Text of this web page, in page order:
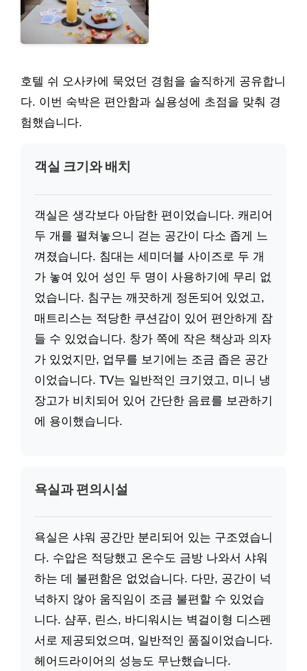
호텔 쉬 오사카에 묵었던 경험을 솔직하게 공유합니
다. 이번 숙박은 편안함과 실용성에 초점을 맞춰 경
험했습니다.
객실 크기와 배치
객실은 생각보다 아담한 편이었습니다. 캐리어
두 개를 펼쳐놓으니 걷는 공간이 다소 좁게 느
껴졌습니다. 침대는 세미더블 사이즈로 두 개
가 놓여 있어 성인 두 명이 사용하기에 무리 없
었습니다. 침구는 깨끗하게 정돈되어 있었고,
매트리스는 적당한 쿠션감이 있어 편안하게 잠
들 수 있었습니다. 창가 쪽에 작은 책상과 의자
가 있었지만, 업무를 보기에는 조금 좁은 공간
이었습니다. TV는 일반적인 크기였고, 미니 냉
장고가 비치되어 있어 간단한 음료를 보관하기
에 용이했습니다.
욕실과 편의시설
욕실은 샤워 공간만 분리되어 있는 구조였습니
다. 수압은 적당했고 온수도 금방 나와서 샤워
하는 데 불편함은 없었습니다. 다만, 공간이 넉
넉하지 않아 움직임이 조금 불편할 수 있었습
니다. 샴푸, 린스, 바디워시는 벽걸이형 디스펜
서로 제공되었으며, 일반적인 품질이었습니다.
헤어드라이어의 성능도 무난했습니다.